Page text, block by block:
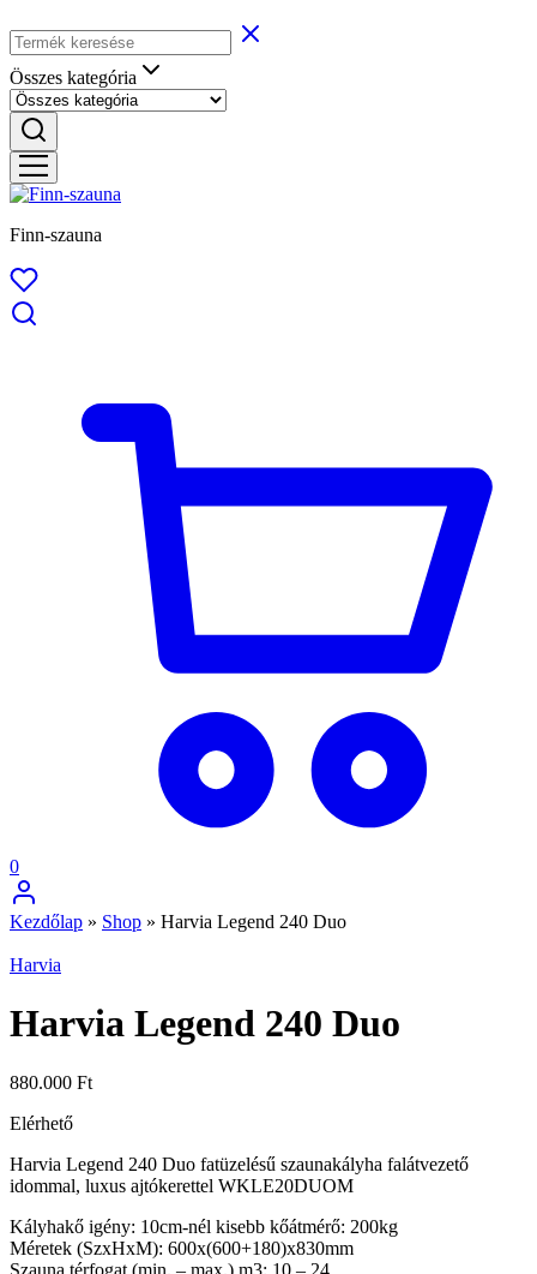
Összes kategória
Finn-szauna
0
Kezdőlap » Shop » Harvia Legend 240 Duo
Harvia
Harvia Legend 240 Duo
880.000 Ft
Elérhető
Harvia Legend 240 Duo fatüzelésű szaunakályha falátvezető
idommal, luxus ajtókerettel WKLE20DUOM
Kályhakő igény: 10cm-nél kisebb kőátmérő: 200kg
Méretek (SzxHxM): 600x(600+180)x830mm
Szauna térfogat (min. – max.) m3: 10 – 24